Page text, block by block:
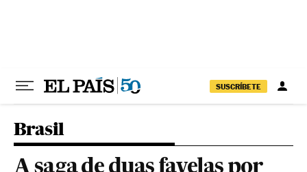
SUSCRÍBETE
Brasil
A saga de duas favelas por